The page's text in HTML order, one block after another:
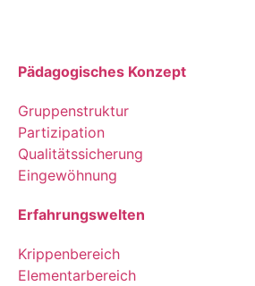
Pädagogisches Konzept
Gruppenstruktur
Partizipation
Qualitätssicherung
Eingewöhnung
Erfahrungswelten
Krippenbereich
Elementarbereich